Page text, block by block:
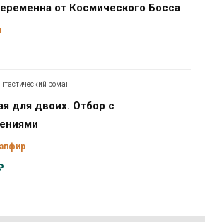
от Космического Босса
роман
для двоих. Отбор с